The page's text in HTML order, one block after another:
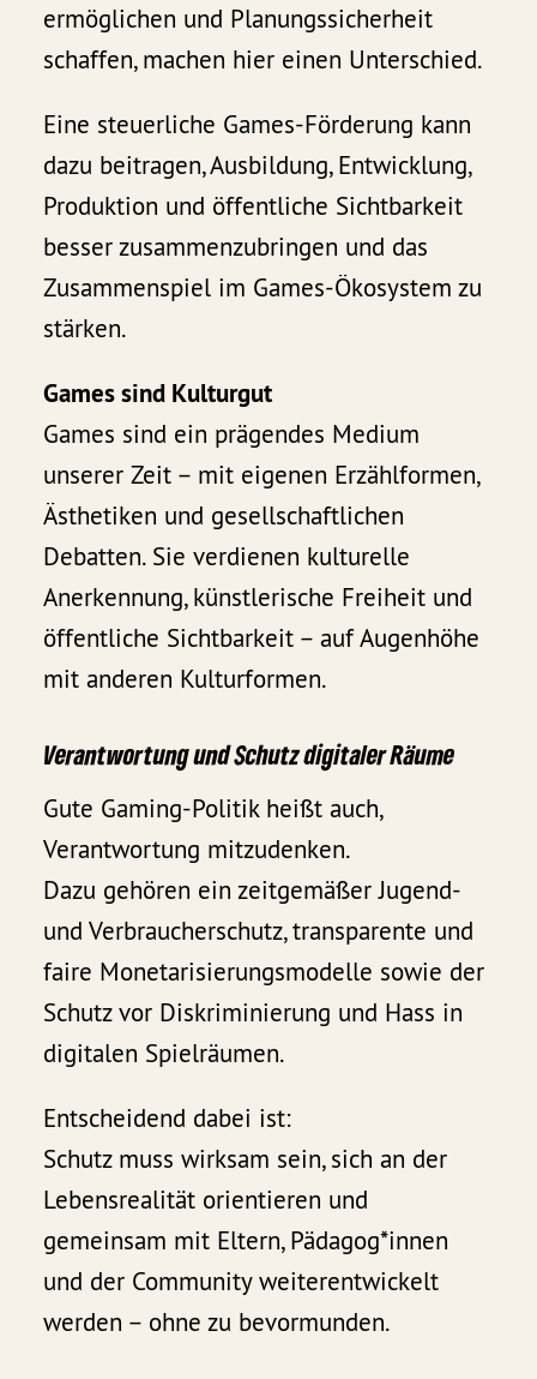
ermöglichen und Planungssicherheit
schaffen, machen hier einen Unterschied.
Eine steuerliche Games-Förderung kann
dazu beitragen, Ausbildung, Entwicklung,
Produktion und öffentliche Sichtbarkeit
besser zusammenzubringen und das
Zusammenspiel im Games-Ökosystem zu
stärken.
Games sind Kulturgut
Games sind ein prägendes Medium
unserer Zeit – mit eigenen Erzählformen,
Ästhetiken und gesellschaftlichen
Debatten. Sie verdienen kulturelle
Anerkennung, künstlerische Freiheit und
öffentliche Sichtbarkeit – auf Augenhöhe
mit anderen Kulturformen.
Verantwortung und Schutz digitaler Räume
Gute Gaming-Politik heißt auch,
Verantwortung mitzudenken.
Dazu gehören ein zeitgemäßer Jugend-
und Verbraucherschutz, transparente und
faire Monetarisierungsmodelle sowie der
Schutz vor Diskriminierung und Hass in
digitalen Spielräumen.
Entscheidend dabei ist:
Schutz muss wirksam sein, sich an der
Lebensrealität orientieren und
gemeinsam mit Eltern, Pädagog*innen
und der Community weiterentwickelt
werden – ohne zu bevormunden.